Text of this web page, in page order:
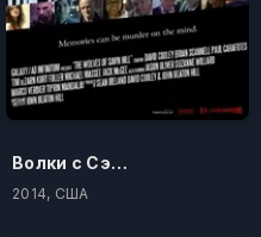
Волки с Сэйвин-Хилл
2014, США